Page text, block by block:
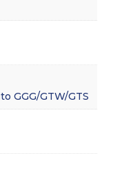
GGG/GTW/GTS